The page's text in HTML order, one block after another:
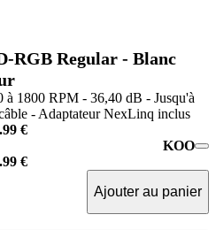
RGB Regular - Blanc
1800 RPM - 36,40 dB - Jusqu'à
- Adaptateur NexLinq inclus
€
KOO
€
Ajouter au panier